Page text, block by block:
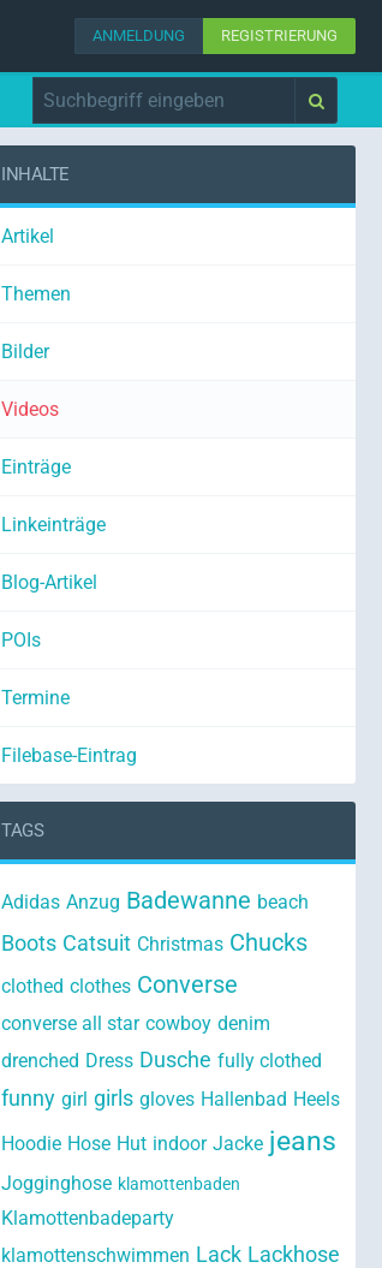
ANMELDUNG REGISTRIERUNG
INHALTE
Artikel
Themen
Bilder
Videos
Einträge
Linkeinträge
Blog-Artikel
POIs
Termine
Filebase-Eintrag
TAGS
Adidas Anzug Badewanne beach
Boots Catsuit Christmas Chucks
clothed clothes Converse
converse all star cowboy denim
drenched Dress Dusche fully clothed
funny girl girls gloves Hallenbad Heels
Hoodie Hose Hut indoor Jacke jeans
Jogginghose klamottenbaden
Klamottenbadeparty
klamottenschwimmen Lack Lackhose